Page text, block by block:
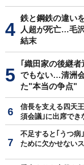
鉄と鋼鉄の違い
人超が死亡…毛
結末
｢織田家の後継
でもない…清洲
た"本当の争点"
信長を支える四天
須会議｣に出席でき
不足すると｢うつ
ために欠かせない